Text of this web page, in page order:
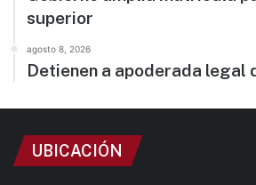
superior
agosto 8, 2026
Detienen a apoderada legal
UBICACIÓN